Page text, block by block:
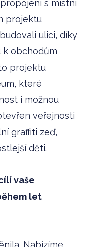
s místní
projektu
ulici, díky
k obchodům
projektu
které
i možnou
veřejnosti
graffiti zeď,
děti.
vaše
let
Nabízíme